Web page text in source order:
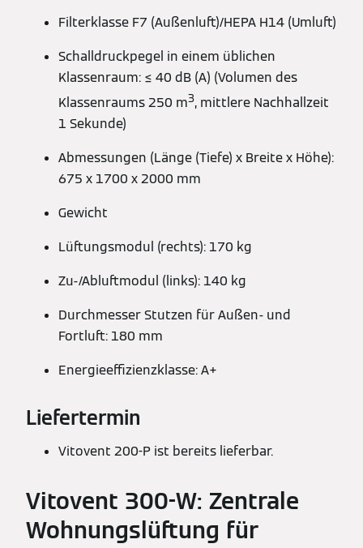
Filterklasse F7 (Außenluft)/HEPA H14 (Umluft)
Schalldruckpegel in einem üblichen
Klassenraum: ≤ 40 dB (A) (Volumen des
Klassenraums 250 m3, mittlere Nachhallzeit
1 Sekunde)
Abmessungen (Länge (Tiefe) x Breite x Höhe):
675 x 1700 x 2000 mm
Gewicht
Lüftungsmodul (rechts): 170 kg
Zu-/Abluftmodul (links): 140 kg
Durchmesser Stutzen für Außen- und
Fortluft: 180 mm
Energieeffizienzklasse: A+
Liefertermin
Vitovent 200-P ist bereits lieferbar.
Vitovent 300-W: Zentrale
Wohnungslüftung für